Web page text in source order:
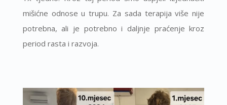
mišićne odnose u trupu. Za sada terapija više nije
potrebna, ali je potrebno i daljnje praćenje kroz
period rasta i razvoja.